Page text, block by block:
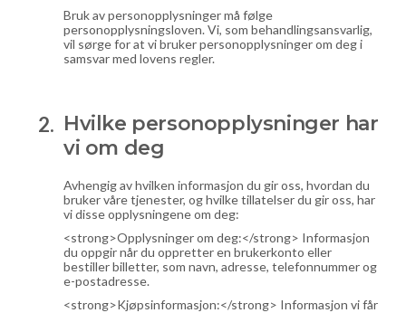
Bruk av personopplysninger må følge
personopplysningsloven. Vi, som behandlingsansvarlig,
vil sørge for at vi bruker personopplysninger om deg i
samsvar med lovens regler.
Hvilke personopplysninger har
vi om deg
Avhengig av hvilken informasjon du gir oss, hvordan du
bruker våre tjenester, og hvilke tillatelser du gir oss, har
vi disse opplysningene om deg:
<strong>Opplysninger om deg:</strong> Informasjon
du oppgir når du oppretter en brukerkonto eller
bestiller billetter, som navn, adresse, telefonnummer og
e-postadresse.
<strong>Kjøpsinformasjon:</strong> Informasjon vi får